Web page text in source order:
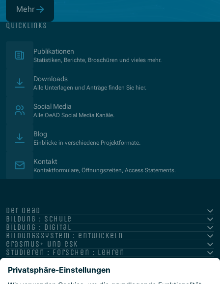
Mehr
(Öffnet in neuem Fenster)
quicklinks
Publikationen
Statistiken, Berichte, Broschüren und vieles mehr.
Downloads
Alle Unterlagen und Anträge finden Sie hier.
Social Media
Alle OeAD Social Media Kanäle.
Blog
Einblicke in verschiedene Projektformate.
Kontakt
Kontaktformulare, Öffnungszeiten, Access Statements.
der oead
bildung : schule
bildung : digital
bildungssystem : entwickeln
erasmus+ und esk
studieren : forschen : lehren
hochschule : strategie : international